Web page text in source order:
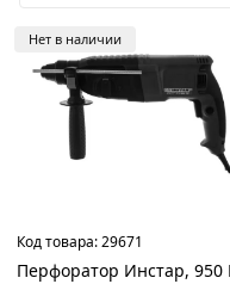
Нет в наличии
Код товара:29671
Перфоратор Инстар, 950